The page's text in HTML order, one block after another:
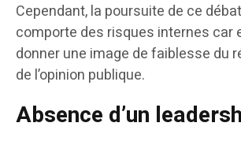
Cependant, la poursuite de ce
comporte des risques internes car
donner une image de faiblesse du
de l’opinion publique.
Absence d’un